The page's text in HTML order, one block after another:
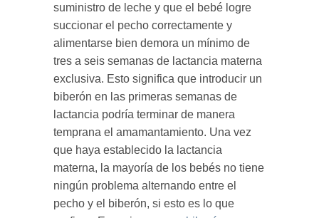
suministro de leche y que el bebé logre
succionar el pecho correctamente y
alimentarse bien demora un mínimo de
tres a seis semanas de lactancia materna
exclusiva. Esto significa que introducir un
biberón en las primeras semanas de
lactancia podría terminar de manera
temprana el amamantamiento. Una vez
que haya establecido la lactancia
materna, la mayoría de los bebés no tiene
ningún problema alternando entre el
pecho y el biberón, si esto es lo que